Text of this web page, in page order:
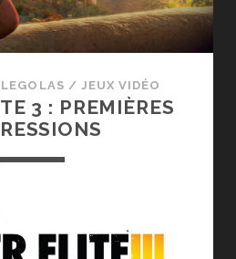
LEGOLAS / JEUX VIDÉO
3 : PREMIÈRES